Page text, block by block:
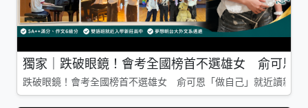
獨家｜跌破眼鏡！會考全國榜首不選雄女 俞可恩
跌破眼鏡！會考全國榜首不選雄女 俞可恩「做自己」就近讀新莊